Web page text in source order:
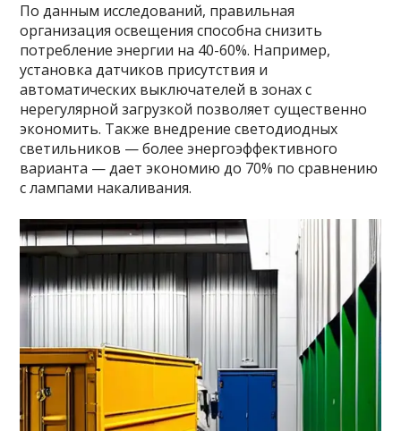
По данным исследований, правильная
организация освещения способна снизить
потребление энергии на 40-60%. Например,
установка датчиков присутствия и
автоматических выключателей в зонах с
нерегулярной загрузкой позволяет существенно
экономить. Также внедрение светодиодных
светильников — более энергоэффективного
варианта — дает экономию до 70% по сравнению
с лампами накаливания.